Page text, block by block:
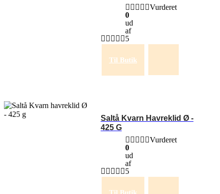
Vurderet
0
ud
af
5
Til Butik
Saltå Kvarn Havreklid Ø -
425 G
Vurderet
0
ud
af
5
Til Butik